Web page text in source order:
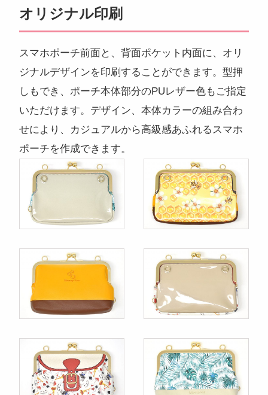
オリジナル印刷
スマホポーチ前面と、背面ポケット内面に、オリ
ジナルデザインを印刷することができます。型押
しもでき、ポーチ本体部分のPUレザー色もご指定
いただけます。デザイン、本体カラーの組み合わ
せにより、カジュアルから高級感あふれるスマホ
ポーチを作成できます。